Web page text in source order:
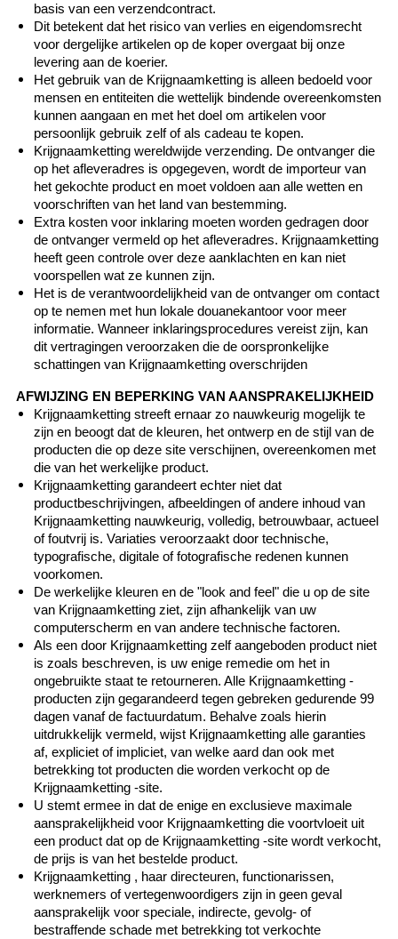
basis van een verzendcontract.
Dit betekent dat het risico van verlies en eigendomsrecht
voor dergelijke artikelen op de koper overgaat bij onze
levering aan de koerier.
Het gebruik van de Krijgnaamketting is alleen bedoeld voor
mensen en entiteiten die wettelijk bindende overeenkomsten
kunnen aangaan en met het doel om artikelen voor
persoonlijk gebruik zelf of als cadeau te kopen.
Krijgnaamketting wereldwijde verzending. De ontvanger die
op het afleveradres is opgegeven, wordt de importeur van
het gekochte product en moet voldoen aan alle wetten en
voorschriften van het land van bestemming.
Extra kosten voor inklaring moeten worden gedragen door
de ontvanger vermeld op het afleveradres. Krijgnaamketting
heeft geen controle over deze aanklachten en kan niet
voorspellen wat ze kunnen zijn.
Het is de verantwoordelijkheid van de ontvanger om contact
op te nemen met hun lokale douanekantoor voor meer
informatie. Wanneer inklaringsprocedures vereist zijn, kan
dit vertragingen veroorzaken die de oorspronkelijke
schattingen van Krijgnaamketting overschrijden
AFWIJZING EN BEPERKING VAN AANSPRAKELIJKHEID
Krijgnaamketting streeft ernaar zo nauwkeurig mogelijk te
zijn en beoogt dat de kleuren, het ontwerp en de stijl van de
producten die op deze site verschijnen, overeenkomen met
die van het werkelijke product.
Krijgnaamketting garandeert echter niet dat
productbeschrijvingen, afbeeldingen of andere inhoud van
Krijgnaamketting nauwkeurig, volledig, betrouwbaar, actueel
of foutvrij is. Variaties veroorzaakt door technische,
typografische, digitale of fotografische redenen kunnen
voorkomen.
De werkelijke kleuren en de "look and feel" die u op de site
van Krijgnaamketting ziet, zijn afhankelijk van uw
computerscherm en van andere technische factoren.
Als een door Krijgnaamketting zelf aangeboden product niet
is zoals beschreven, is uw enige remedie om het in
ongebruikte staat te retourneren. Alle Krijgnaamketting -
producten zijn gegarandeerd tegen gebreken gedurende 99
dagen vanaf de factuurdatum. Behalve zoals hierin
uitdrukkelijk vermeld, wijst Krijgnaamketting alle garanties
af, expliciet of impliciet, van welke aard dan ook met
betrekking tot producten die worden verkocht op de
Krijgnaamketting -site.
U stemt ermee in dat de enige en exclusieve maximale
aansprakelijkheid voor Krijgnaamketting die voortvloeit uit
een product dat op de Krijgnaamketting -site wordt verkocht,
de prijs is van het bestelde product.
Krijgnaamketting , haar directeuren, functionarissen,
werknemers of vertegenwoordigers zijn in geen geval
aansprakelijk voor speciale, indirecte, gevolg- of
bestraffende schade met betrekking tot verkochte